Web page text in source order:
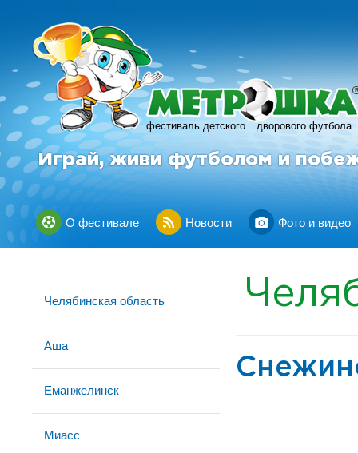
фестиваль детского дворового футбола
R
Играй, живи футболом и
О фестивале Новости Фото и видео
Челябинская область
Аша
Еманжелинск
Миасс